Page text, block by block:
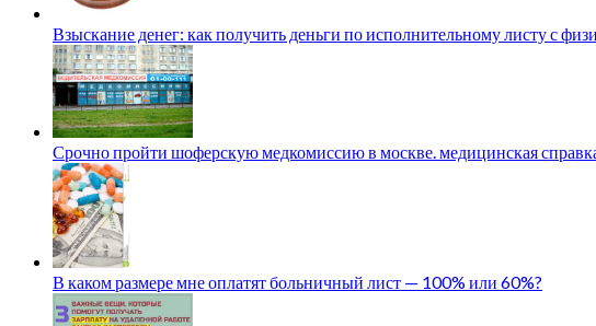
Взыскание денег: как получить деньги по исполнительному листу с
Срочно пройти шоферскую медкомиссию в москве. медицинская
В каком размере мне оплатят больничный лист — 100% или 60%?